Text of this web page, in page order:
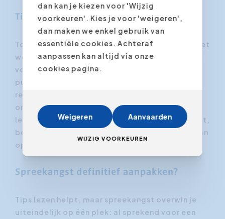
Tip 10. Visualiseer succes
Topsporters doen het voor elke wedstrijd, en het
werkt ook voor sprekers. Sluit je ogen en stel je
voor hoe je presentatie vlot verloopt: het
publiek luistert geboeid, jij spreekt rustig, de
reacties zijn positief. Je brein maakt weinig
onderscheid tussen een echte ervaring en een
levendige visualisatie. Wie zich succes inbeeldt,
bereidt zijn lichaam voor op succes in plaats van
op gevaar.
Spreekangst definitief aanpakken?
Tips lezen helpt, maar spreekangst overwin je
uiteindelijk op één plek: al sprekend voor een
dan kan je kiezen voor 'Wijzig
voorkeuren'. Kies je voor 'weigeren',
dan maken we enkel gebruik van
essentiële cookies. Achteraf
aanpassen kan altijd via onze
cookies pagina.
Weigeren Aanvaarden
WIJZIG VOORKEUREN